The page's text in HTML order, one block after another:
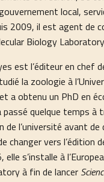
local,
2009, il est agent de
Biology
est l’éditeur en chef
la zoologie à
a obtenu un PhD en
passé quelque temps à
de l’université avant de
changer vers l’édition
s’installe à
à fin de lancer